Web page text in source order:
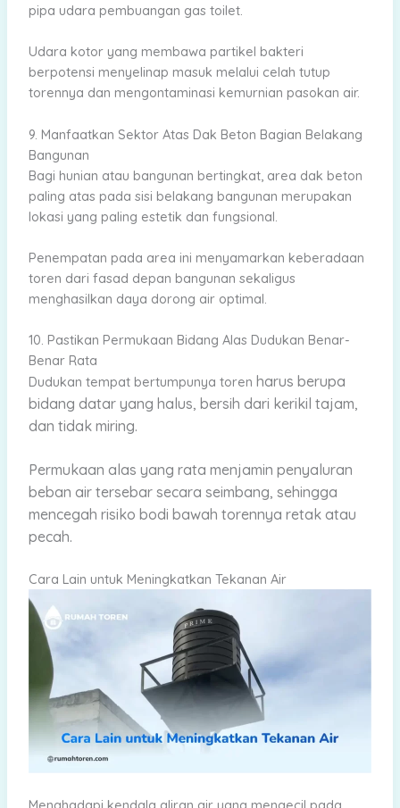
pipa udara pembuangan gas toilet.
Udara kotor yang membawa partikel bakteri
berpotensi menyelinap masuk melalui celah tutup
torennya dan mengontaminasi kemurnian pasokan air.
9. Manfaatkan Sektor Atas Dak Beton Bagian Belakang
Bangunan
Bagi hunian atau bangunan bertingkat, area dak beton
paling atas pada sisi belakang bangunan merupakan
lokasi yang paling estetik dan fungsional.
Penempatan pada area ini menyamarkan keberadaan
toren dari fasad depan bangunan sekaligus
menghasilkan daya dorong air optimal.
10. Pastikan Permukaan Bidang Alas Dudukan Benar-
Benar Rata
Dudukan tempat bertumpunya toren harus berupa
bidang datar yang halus, bersih dari kerikil tajam,
dan tidak miring.
Permukaan alas yang rata menjamin penyaluran
beban air tersebar secara seimbang, sehingga
mencegah risiko bodi bawah torennya retak atau
pecah.
Cara Lain untuk Meningkatkan Tekanan Air
Menghadapi kendala aliran air yang mengecil pada